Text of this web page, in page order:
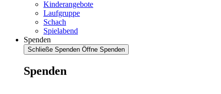
Kinderangebote
Laufgruppe
Schach
Spielabend
Spenden
Schließe Spenden Öffne Spenden
Spenden